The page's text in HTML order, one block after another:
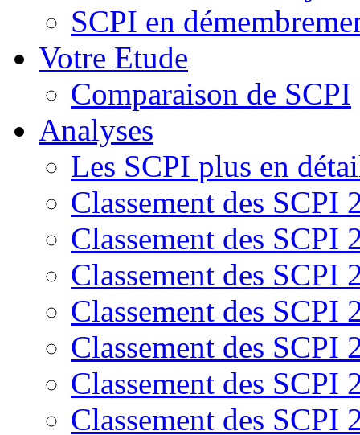
SCPI en
Votre Etude
Comparaison de SCPI
Analyses
Les SCPI plus en
Classement des SCPI
Classement des SCPI
Classement des SCPI
Classement des SCPI
Classement des SCPI
Classement des SCPI
Classement des SCPI